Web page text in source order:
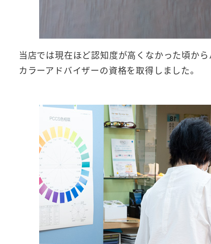
当店では現在ほど認知度が高くなかった頃か
カラーアドバイザーの資格を取得しました。